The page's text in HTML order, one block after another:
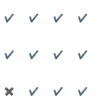
✔ ✔ ✔ ✔
✔ ✔ ✔ ✔
✖ ✔ ✔ ✔